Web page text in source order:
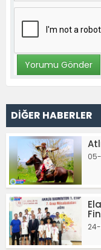
DİĞER HABERLER